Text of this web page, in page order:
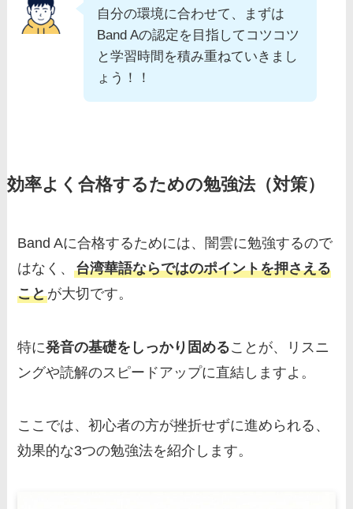
自分の環境に合わせて、まずは
Band Aの認定を目指してコツコツ
と学習時間を積み重ねていきまし
ょう！！
効率よく合格するための勉強法（対策）
Band Aに合格するためには、闇雲に勉強するので
はなく、台湾華語ならではのポイントを押さえる
ことが大切です。
特に発音の基礎をしっかり固めることが、リスニ
ングや読解のスピードアップに直結しますよ。
ここでは、初心者の方が挫折せずに進められる、
効果的な3つの勉強法を紹介します。